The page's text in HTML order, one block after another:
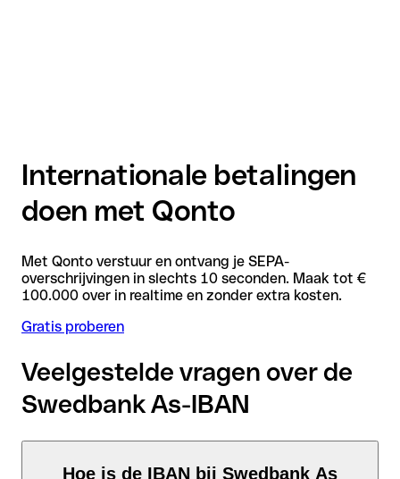
Internationale betalingen
doen met Qonto
Met Qonto verstuur en ontvang je SEPA-
overschrijvingen in slechts 10 seconden. Maak tot €
100.000 over in realtime en zonder extra kosten.
Gratis proberen
Veelgestelde vragen over de
Swedbank As-IBAN
Hoe is de IBAN bij Swedbank As